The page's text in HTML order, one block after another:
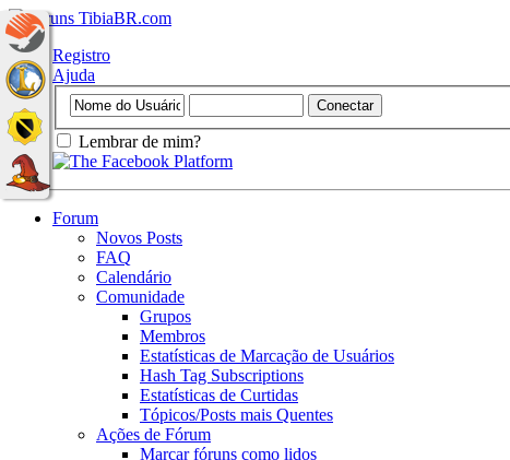
Registro
Ajuda
Lembrar de mim?
Forum
Novos Posts
FAQ
Calendário
Comunidade
Grupos
Membros
Estatísticas de Marcação de Usuários
Hash Tag Subscriptions
Estatísticas de Curtidas
Tópicos/Posts mais Quentes
Ações de Fórum
Marcar fóruns como lidos